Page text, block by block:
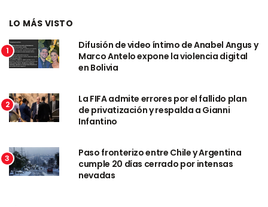
LO MÁS VISTO
1
Difusión de video íntimo de Anabel Angus y
Marco Antelo expone la violencia digital
en Bolivia
2
La FIFA admite errores por el fallido plan
de privatización y respalda a Gianni
Infantino
3
Paso fronterizo entre Chile y Argentina
cumple 20 días cerrado por intensas
nevadas